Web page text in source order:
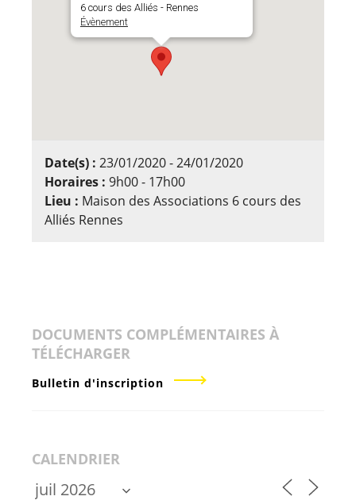
6 cours des Alliés - Rennes
Évènement
Date(s) : 23/01/2020 - 24/01/2020
Horaires : 9h00 - 17h00
Lieu : Maison des Associations 6 cours des
Alliés Rennes
DOCUMENTS COMPLÉMENTAIRES À
TÉLÉCHARGER
Bulletin d'inscription
CALENDRIER